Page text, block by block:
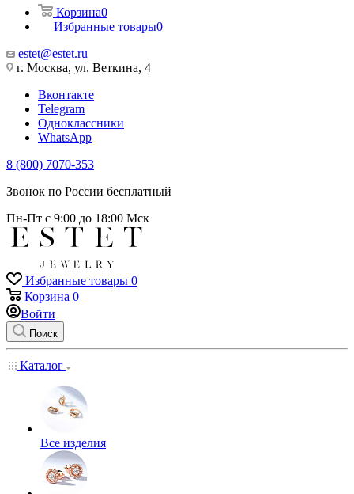
Корзина0
Избранные товары0
estet@estet.ru
г. Москва, ул. Веткина, 4
Вконтакте
Telegram
Одноклассники
WhatsApp
8 (800) 7070-353
Звонок по России бесплатный
Пн-Пт с 9:00 до 18:00 Мск
Избранные товары 0
Корзина 0
Войти
Поиск
Каталог
Все изделия